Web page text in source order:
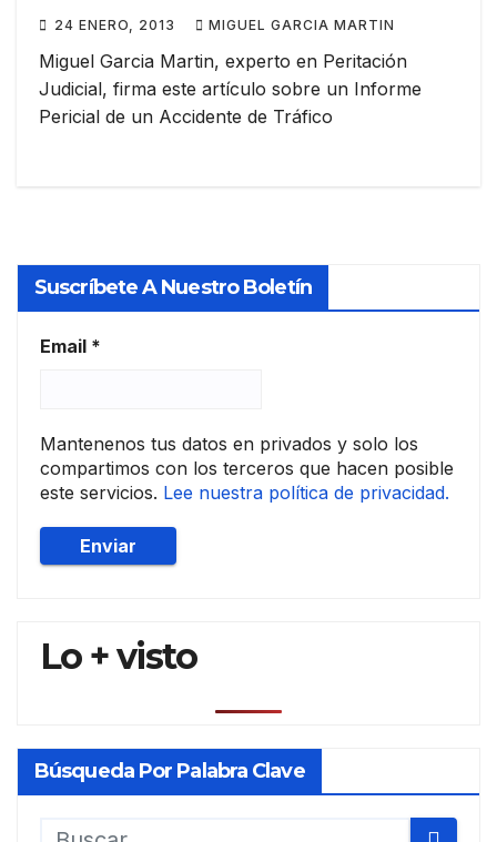
24 ENERO, 2013 MIGUEL GARCIA MARTIN
Miguel Garcia Martin, experto en Peritación
Judicial, firma este artículo sobre un Informe
Pericial de un Accidente de Tráfico
Suscríbete A Nuestro Boletín
Email *
Mantenenos tus datos en privados y solo los
compartimos con los terceros que hacen posible
este servicios. Lee nuestra política de privacidad.
Lo + visto
Búsqueda Por Palabra Clave